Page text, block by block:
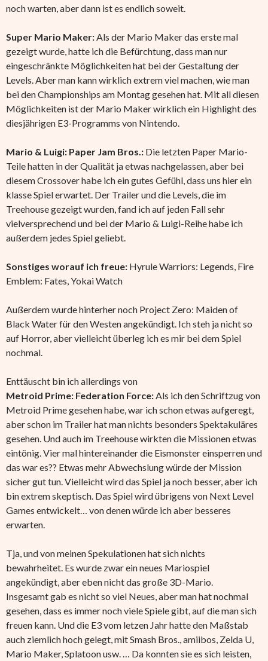
noch warten, aber dann ist es endlich soweit.
Super Mario Maker: Als der Mario Maker das erste mal
gezeigt wurde, hatte ich die Befürchtung, dass man nur
eingeschränkte Möglichkeiten hat bei der Gestaltung der
Levels. Aber man kann wirklich extrem viel machen, wie man
bei den Championships am Montag gesehen hat. Mit all diesen
Möglichkeiten ist der Mario Maker wirklich ein Highlight des
diesjährigen E3-Programms von Nintendo.
Mario & Luigi: Paper Jam Bros.: Die letzten Paper Mario-
Teile hatten in der Qualität ja etwas nachgelassen, aber bei
diesem Crossover habe ich ein gutes Gefühl, dass uns hier ein
klasse Spiel erwartet. Der Trailer und die Levels, die im
Treehouse gezeigt wurden, fand ich auf jeden Fall sehr
vielversprechend und bei der Mario & Luigi-Reihe habe ich
außerdem jedes Spiel geliebt.
Sonstiges worauf ich freue: Hyrule Warriors: Legends, Fire
Emblem: Fates, Yokai Watch
Außerdem wurde hinterher noch Project Zero: Maiden of
Black Water für den Westen angekündigt. Ich steh ja nicht so
auf Horror, aber vielleicht überleg ich es mir bei dem Spiel
nochmal.
Enttäuscht bin ich allerdings von
Metroid Prime: Federation Force: Als ich den Schriftzug von
Metroid Prime gesehen habe, war ich schon etwas aufgeregt,
aber schon im Trailer hat man nichts besonders Spektakuläres
gesehen. Und auch im Treehouse wirkten die Missionen etwas
eintönig. Vier mal hintereinander die Eismonster einsperren und
das war es?? Etwas mehr Abwechslung würde der Mission
sicher gut tun. Vielleicht wird das Spiel ja noch besser, aber ich
bin extrem skeptisch. Das Spiel wird übrigens von Next Level
Games entwickelt… von denen würde ich aber besseres
erwarten.
Tja, und von meinen Spekulationen hat sich nichts
bewahrheitet. Es wurde zwar ein neues Mariospiel
angekündigt, aber eben nicht das große 3D-Mario.
Insgesamt gab es nicht so viel Neues, aber man hat nochmal
gesehen, dass es immer noch viele Spiele gibt, auf die man sich
freuen kann. Und die E3 vom letzen Jahr hatte den Maßstab
auch ziemlich hoch gelegt, mit Smash Bros., amiibos, Zelda U,
Mario Maker, Splatoon usw. … Da konnten sie es sich leisten,